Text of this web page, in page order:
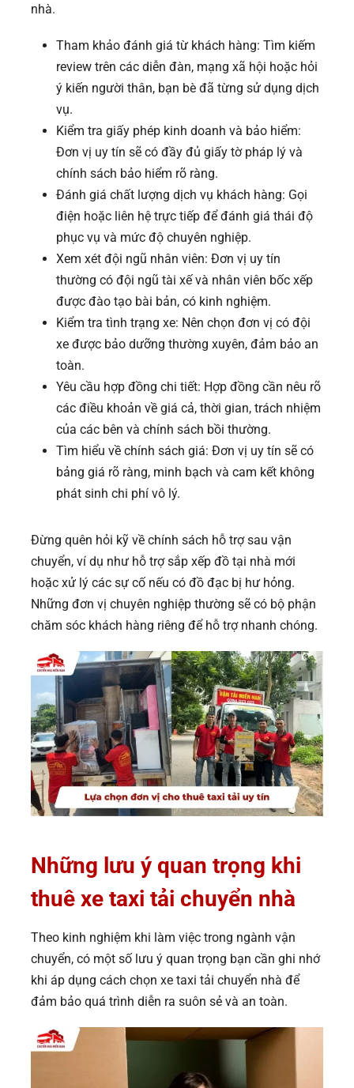
nhà.
Tham khảo đánh giá từ khách hàng: Tìm kiếm
review trên các diễn đàn, mạng xã hội hoặc hỏi
ý kiến người thân, bạn bè đã từng sử dụng dịch
vụ.
Kiểm tra giấy phép kinh doanh và bảo hiểm:
Đơn vị uy tín sẽ có đầy đủ giấy tờ pháp lý và
chính sách bảo hiểm rõ ràng.
Đánh giá chất lượng dịch vụ khách hàng: Gọi
điện hoặc liên hệ trực tiếp để đánh giá thái độ
phục vụ và mức độ chuyên nghiệp.
Xem xét đội ngũ nhân viên: Đơn vị uy tín
thường có đội ngũ tài xế và nhân viên bốc xếp
được đào tạo bài bản, có kinh nghiệm.
Kiểm tra tình trạng xe: Nên chọn đơn vị có đội
xe được bảo dưỡng thường xuyên, đảm bảo an
toàn.
Yêu cầu hợp đồng chi tiết: Hợp đồng cần nêu rõ
các điều khoản về giá cả, thời gian, trách nhiệm
của các bên và chính sách bồi thường.
Tìm hiểu về chính sách giá: Đơn vị uy tín sẽ có
bảng giá rõ ràng, minh bạch và cam kết không
phát sinh chi phí vô lý.
Đừng quên hỏi kỹ về chính sách hỗ trợ sau vận
chuyển, ví dụ như hỗ trợ sắp xếp đồ tại nhà mới
hoặc xử lý các sự cố nếu có đồ đạc bị hư hỏng.
Những đơn vị chuyên nghiệp thường sẽ có bộ phận
chăm sóc khách hàng riêng để hỗ trợ nhanh chóng.
Những lưu ý quan trọng khi
thuê xe taxi tải chuyển nhà
Theo kinh nghiệm khi làm việc trong ngành vận
chuyển, có một số lưu ý quan trọng bạn cần ghi nhớ
khi áp dụng cách chọn xe taxi tải chuyển nhà để
đảm bảo quá trình diễn ra suôn sẻ và an toàn.